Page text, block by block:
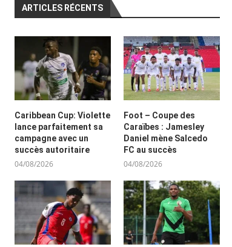
ARTICLES RÉCENTS
Caribbean Cup: Violette
lance parfaitement sa
campagne avec un
succès autoritaire
04/08/2026
Foot – Coupe des
Caraïbes : Jamesley
Daniel mène Salcedo
FC au succès
04/08/2026